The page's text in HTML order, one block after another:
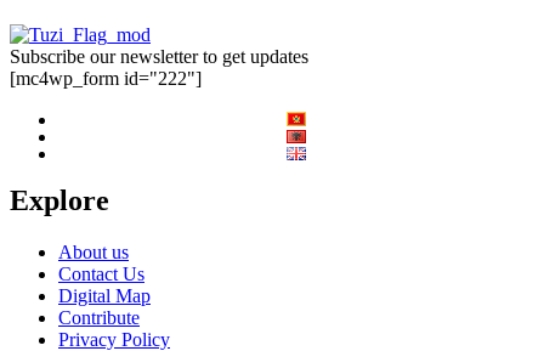
Subscribe our newsletter to get updates
[mc4wp_form id="222"]
Explore
About us
Contact Us
Digital Map
Contribute
Privacy Policy